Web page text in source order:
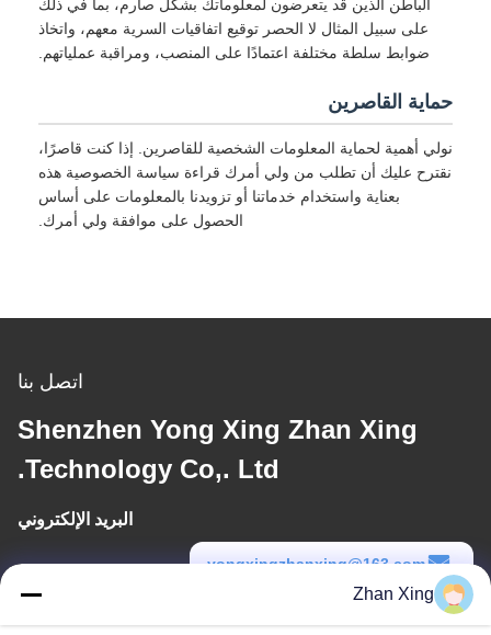
الباطن الذين قد يتعرضون لمعلوماتك بشكل صارم، بما في ذلك
على سبيل المثال لا الحصر توقيع اتفاقيات السرية معهم، واتخاذ
ضوابط سلطة مختلفة اعتمادًا على المنصب، ومراقبة عملياتهم.
حماية القاصرين
نولي أهمية لحماية المعلومات الشخصية للقاصرين. إذا كنت قاصرًا،
نقترح عليك أن تطلب من ولي أمرك قراءة سياسة الخصوصية هذه
بعناية واستخدام خدماتنا أو تزويدنا بالمعلومات على أساس
الحصول على موافقة ولي أمرك.
اتصل بنا
Shenzhen Yong Xing Zhan Xing
Technology Co,. Ltd.
البريد الإلكتروني
yongxingzhanxing@163.com
Zhan Xing